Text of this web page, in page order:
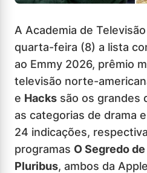
A Academia de
quarta-feira (8) a lista
ao Emmy 2026, prêmio
televisão norte-
e Hacks são os grandes
as categorias de drama
24 indicações,
programas O Segredo
Pluribus, ambos da